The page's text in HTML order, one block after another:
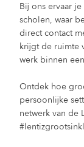
Bij ons ervaar
scholen, waar
direct contact
krijgt de ruimte
werk binnen
Ontdek hoe
persoonlijke
netwerk van